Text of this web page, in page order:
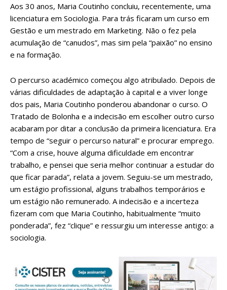
Aos 30 anos, Maria Coutinho concluiu, recentemente, uma
licenciatura em Sociologia. Para trás ficaram um curso em
Gestão e um mestrado em Marketing. Não o fez pela
acumulação de “canudos”, mas sim pela “paixão” no ensino
e na formação.
O percurso académico começou algo atribulado. Depois de
várias dificuldades de adaptação à capital e a viver longe
dos pais, Maria Coutinho ponderou abandonar o curso. O
Tratado de Bolonha e a indecisão em escolher outro curso
acabaram por ditar a conclusão da primeira licenciatura. Era
tempo de “seguir o percurso natural” e procurar emprego.
“Com a crise, houve alguma dificuldade em encontrar
trabalho, e pensei que seria melhor continuar a estudar do
que ficar parada”, relata a jovem. Seguiu-se um mestrado,
um estágio profissional, alguns trabalhos temporários e
um estágio não remunerado. A indecisão e a incerteza
fizeram com que Maria Coutinho, habitualmente “muito
ponderada”, fez “clique” e ressurgiu um interesse antigo: a
sociologia.